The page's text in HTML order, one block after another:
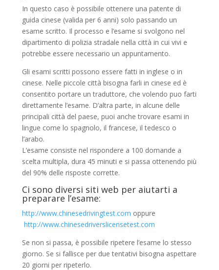
In questo caso è possibile ottenere una patente di
guida cinese (valida per 6 anni) solo passando un
esame scritto. Il processo e l’esame si svolgono nel
dipartimento di polizia stradale nella città in cui vivi e
potrebbe essere necessario un appuntamento.
Gli esami scritti possono essere fatti in inglese o in
cinese. Nelle piccole città bisogna farli in cinese ed è
consentito portare un traduttore, che volendo puo farti
direttamente l’esame. D’altra parte, in alcune delle
principali città del paese, puoi anche trovare esami in
lingue come lo spagnolo, il francese, il tedesco o
l’arabo.
L’esame consiste nel rispondere a 100 domande a
scelta multipla, dura 45 minuti e si passa ottenendo più
del 90% delle risposte corrette.
Ci sono diversi siti web per aiutarti a
preparare l’esame:
http://www.chinesedrivingtest.com oppure
http://www.chinesedriverslicensetest.com
Se non si passa, è possibile ripetere l’esame lo stesso
giorno. Se si fallisce per due tentativi bisogna aspettare
20 giorni per ripeterlo.